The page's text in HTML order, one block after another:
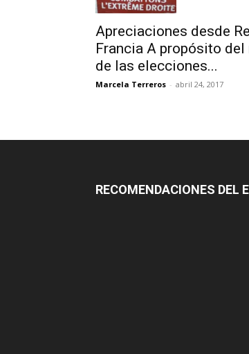
Apreciaciones desde
Francia A propósito
de las elecciones...
Marcela Terreros - abril 24, 2017
RECOMENDACIONES DEL